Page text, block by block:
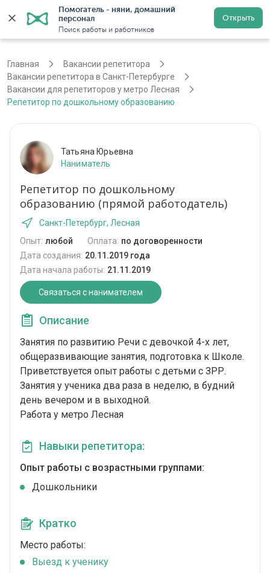
Помогатель - няни, домашний
персонал
Поиск работы и работников
Открыть
Санкт-Петербург Регистрация
Главная
Вакансии репетитора
Вакансии репетитора в Санкт-Петербурге
Вакансии для репетиторов у метро Лесная
Репетитор по дошкольному образованию
Татьяна Юрьевна
Наниматель
Репетитор по дошкольному
образованию (прямой работодатель)
Санкт-Петербург, Лесная
Опыт: любой Оплата: по договоренности
Дата создания: 20.11.2019 года
Дата начала работы: 21.11.2019
Связаться с нанимателем
Описание
Занятия по развитию Речи с девочкой 4-х лет,
общеразвивающие занятия, подготовка к Школе.
Приветствуется опыт работы с детьми с ЗРР.
Занятия у ученика два раза в неделю, в будний
день вечером и в выходной.
Работа у метро Лесная
Навыки репетитора:
Опыт работы с возрастными группами:
Дошкольники
Кратко
Место работы:
Выезд к ученику